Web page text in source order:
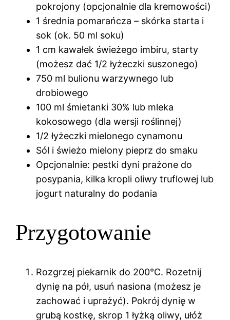
pokrojony (opcjonalnie dla kremowości)
1 średnia pomarańcza – skórka starta i
sok (ok. 50 ml soku)
1 cm kawałek świeżego imbiru, starty
(możesz dać 1/2 łyżeczki suszonego)
750 ml bulionu warzywnego lub
drobiowego
100 ml śmietanki 30% lub mleka
kokosowego (dla wersji roślinnej)
1/2 łyżeczki mielonego cynamonu
Sól i świeżo mielony pieprz do smaku
Opcjonalnie: pestki dyni prażone do
posypania, kilka kropli oliwy truflowej lub
jogurt naturalny do podania
Przygotowanie
Rozgrzej piekarnik do 200°C. Rozetnij
dynię na pół, usuń nasiona (możesz je
zachować i uprażyć). Pokrój dynię w
grubą kostkę, skrop 1 łyżką oliwy, ułóż